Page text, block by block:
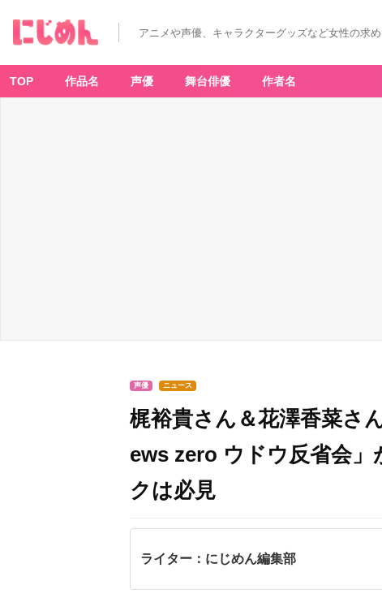
アニメや声優、キャラクターグッズなど女性の求
TOP 作品名 声優 舞台俳優 作者名
声優 ニュース
梶裕貴さん＆花澤香菜さ
ews zero ウドウ反省会
クは必見
ライター：にじめん編集部